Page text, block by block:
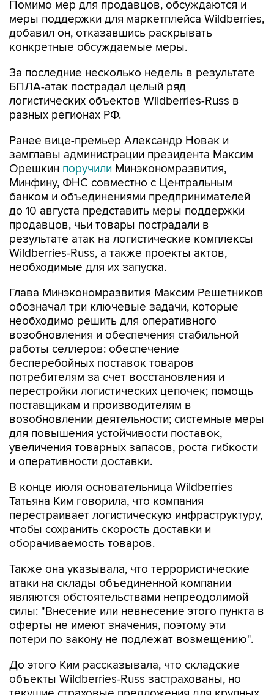
добавил он, отказавшись раскрывать
конкретные обсуждаемые меры.
За последние несколько недель в результате
логистических объектов Wildberries-Russ в
разных регионах РФ.
Ранее вице-премьер Александр Новак и
ОрешкинпоручилиМинэкономразвития,
Минфину, ФНС совместно с Центральным
банком и объединениями предпринимателей
до 10 августа представить меры поддержки
продавцов, чьи товары пострадали в
результате атак на логистические комплексы
Wildberries-Russ, а также проекты актов,
необходимые для их запуска.
Глава Минэкономразвития Максим Решетников
необходимо решить для оперативного
возобновления и обеспечения стабильной
работы селлеров: обеспечение
бесперебойных поставок товаров
потребителям за счет восстановления и
перестройки логистических цепочек; помощь
поставщикам и производителям в
возобновлении деятельности; системные меры
для повышения устойчивости поставок,
увеличения товарных запасов, роста гибкости
и оперативности доставки.
В конце июля основательница Wildberries
перестраивает логистическую инфраструктуру,
чтобы сохранить скорость доставки и
оборачиваемость товаров.
Также она указывала, что террористические
являются обстоятельствами непреодолимой
силы: "Внесение или невнесение этого пункта в
оферты не имеют значения, поэтому эти
потери по закону не подлежат возмещению".
До этого Ким рассказывала, что складские
текущие страховые предложения для крупных
промышленных объектов не покрывают